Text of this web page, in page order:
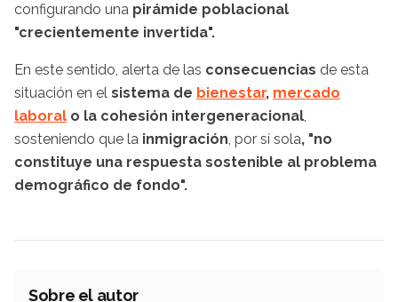
configurando una pirámide poblacional
"crecientemente invertida".
En este sentido, alerta de las consecuencias de esta
situación en el sistema de bienestar, mercado
laboral o la cohesión intergeneracional,
sosteniendo que la inmigración, por sí sola, "no
constituye una respuesta sostenible al problema
demográfico de fondo".
Sobre el autor